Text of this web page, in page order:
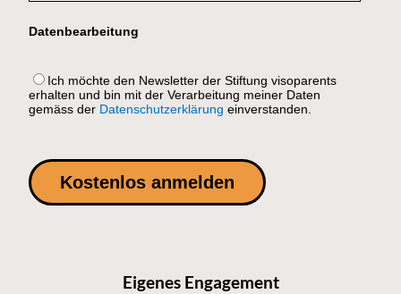
Datenbearbeitung
Ich möchte den Newsletter der Stiftung visoparents
erhalten und bin mit der Verarbeitung meiner Daten
gemäss der Datenschutzerklärung einverstanden.
Eigenes Engagement